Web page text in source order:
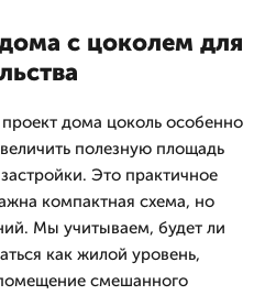
с цоколем для
дома цоколь особенно
полезную площадь
Это практичное
компактная схема, но
Мы учитываем, будет ли
как жилой уровень,
смешанного